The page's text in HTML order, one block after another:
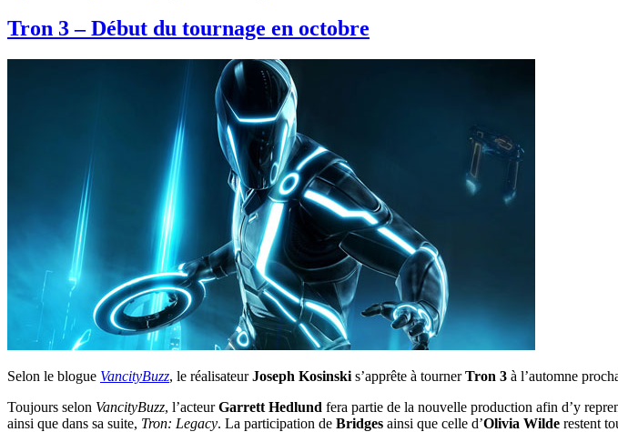
Tron 3 – Début du tournage en octobre
Selon le blogue VancityBuzz, le réalisateurJoseph Kosinski s’apprête à tournerTron 3 à l’automne
Toujours selon VancityBuzz, l’acteurGarrett Hedlund fera partie de la nouvelle production afin d’y
ainsi que dans sa suite, Tron: Legacy. La participation de Bridges ainsi que celle d’Olivia Wilde restent